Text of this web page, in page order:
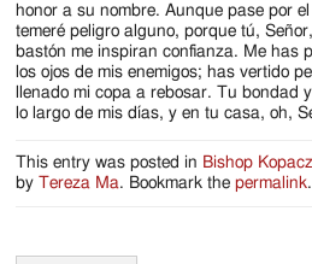
honor a su nombre. Aunque pase por
temeré peligro alguno, porque tú,
bastón me inspiran confianza. Me has
los ojos de mis enemigos; has vertido
llenado mi copa a rebosar. Tu bondad
lo largo de mis días, y en tu casa, oh,
This entry was posted in Bishop Kopacz
by
Tereza Ma. Bookmark thepermalink.